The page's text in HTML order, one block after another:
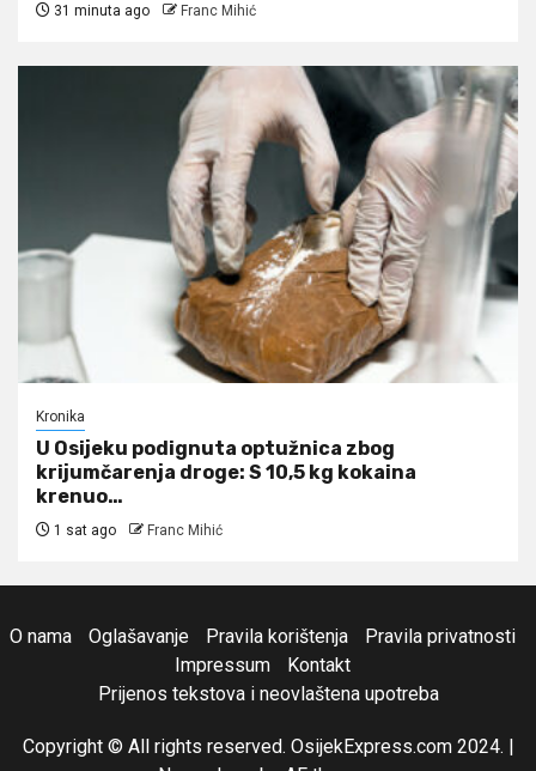
31 minuta ago Franc Mihić
Kronika
U Osijeku podignuta optužnica zbog
krijumčarenja droge: S 10,5 kg kokaina
krenuo…
1 sat ago Franc Mihić
O nama Oglašavanje Pravila korištenja
Pravila privatnosti
Impressum
Kontakt
Prijenos tekstova i neovlaštena upotreba
Copyright © All rights reserved. OsijekExpress.com 2024. |